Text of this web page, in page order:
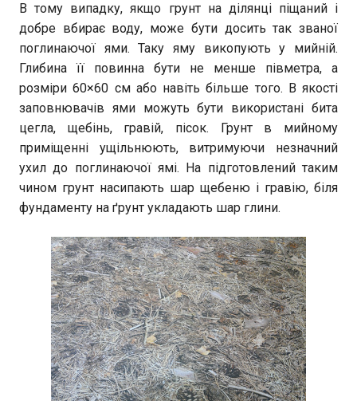
В тому випадку, якщо грунт на ділянці піщаний і
добре вбирає воду, може бути досить так званої
поглинаючої ями. Таку яму викопують у мийній.
Глибина її повинна бути не менше півметра, а
розміри 60×60 см або навіть більше того. В якості
заповнювачів ями можуть бути використані бита
цегла, щебінь, гравій, пісок. Грунт в мийному
приміщенні ущільнюють, витримуючи незначний
ухил до поглинаючої ямі. На підготовлений таким
чином грунт насипають шар щебеню і гравію, біля
фундаменту на ґрунт укладають шар глини.